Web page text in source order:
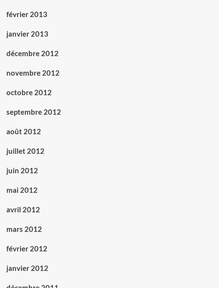
février 2013
janvier 2013
décembre 2012
novembre 2012
octobre 2012
septembre 2012
août 2012
juillet 2012
juin 2012
mai 2012
avril 2012
mars 2012
février 2012
janvier 2012